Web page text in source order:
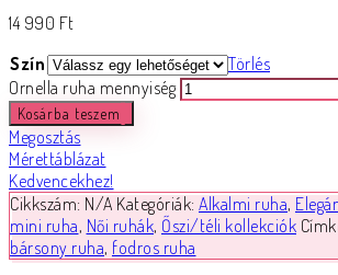
14 990 Ft
Szín
Törlés
Ornella ruha mennyiség
Kosárba teszem
Megosztás
Mérettáblázat
Kedvencekhez!
Cikkszám: N/A Kategóriák: Alkalmi ruha,
mini ruha, Női ruhák, Őszi/téli kollekciók
bársony ruha, fodros ruha